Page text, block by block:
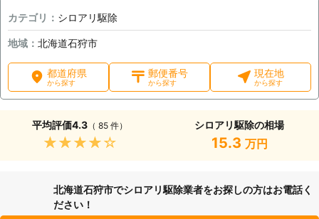
カテゴリ： シロアリ駆除
地域： 北海道石狩市
都道府県
から探す
郵便番号
から探す
現在地
から探す
平均評価4.3 （ 85 件）
★★★★★
シロアリ駆除の相場
15.3 万円
北海道石狩市でシロアリ駆除業者をお探しの方はお電話く
ださい！